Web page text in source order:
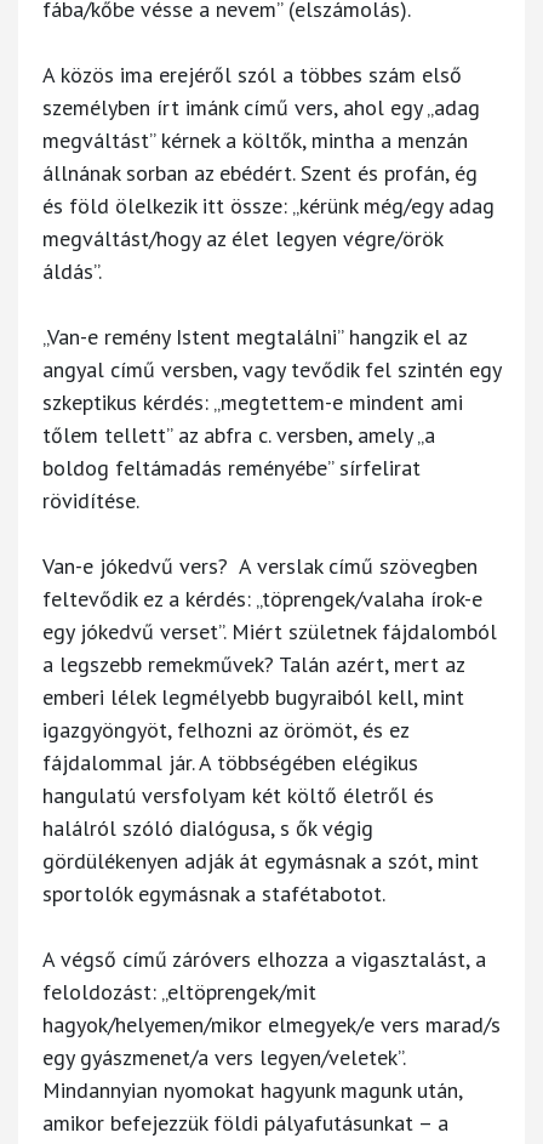
fába/kőbe vésse a nevem” (elszámolás).
A közös ima erejéről szól a többes szám első
személyben írt imánk című vers, ahol egy „adag
megváltást” kérnek a költők, mintha a menzán
állnának sorban az ebédért. Szent és profán, ég
és föld ölelkezik itt össze: „kérünk még/egy adag
megváltást/hogy az élet legyen végre/örök
áldás”.
„Van-e remény Istent megtalálni” hangzik el az
angyal című versben, vagy tevődik fel szintén egy
szkeptikus kérdés: „megtettem-e mindent ami
tőlem tellett” az abfra c. versben, amely „a
boldog feltámadás reményébe” sírfelirat
rövidítése.
Van-e jókedvű vers? A verslak című szövegben
feltevődik ez a kérdés: „töprengek/valaha írok-e
egy jókedvű verset”. Miért születnek fájdalomból
a legszebb remekművek? Talán azért, mert az
emberi lélek legmélyebb bugyraiból kell, mint
igazgyöngyöt, felhozni az örömöt, és ez
fájdalommal jár. A többségében elégikus
hangulatú versfolyam két költő életről és
halálról szóló dialógusa, s ők végig
gördülékenyen adják át egymásnak a szót, mint
sportolók egymásnak a stafétabotot.
A végső című záróvers elhozza a vigasztalást, a
feloldozást: „eltöprengek/mit
hagyok/helyemen/mikor elmegyek/e vers marad/s
egy gyászmenet/a vers legyen/veletek”.
Mindannyian nyomokat hagyunk magunk után,
amikor befejezzük földi pályafutásunkat – a